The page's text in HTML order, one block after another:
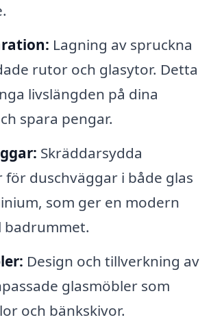
Lagning av spruckna
rutor och glasytor. Detta
livslängden på dina
spara pengar.
Skräddarsydda
för duschväggar i både glas
som ger en modern
badrummet.
Design och tillverkning av
glasmöbler som
och bänkskivor.